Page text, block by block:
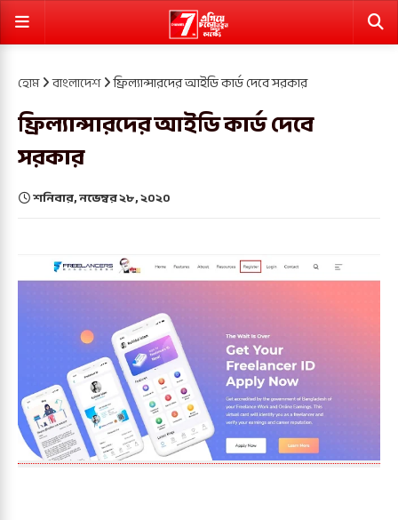
হোম বাংলাদেশ ফ্রিল্যান্সারদের আইডি কার্ড দেবে সরকার
ফ্রিল্যান্সারদের আইডি কার্ড দেবে
সরকার
শনিবার, নভেম্বর ২৮, ২০২০